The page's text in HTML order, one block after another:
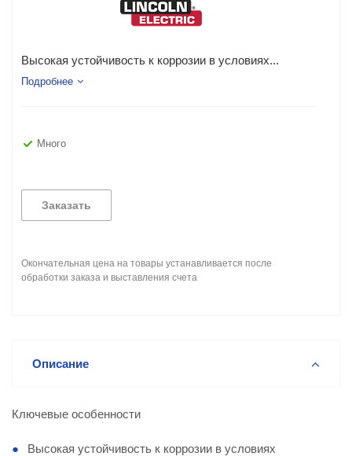
Высокая устойчивость к коррозии в условиях...
Подробнее
Много
Заказать
Окончательная цена на товары устанавливается после
обработки заказа и выставления счета
Описание
Ключевые особенности
Высокая устойчивость к коррозии в условиях